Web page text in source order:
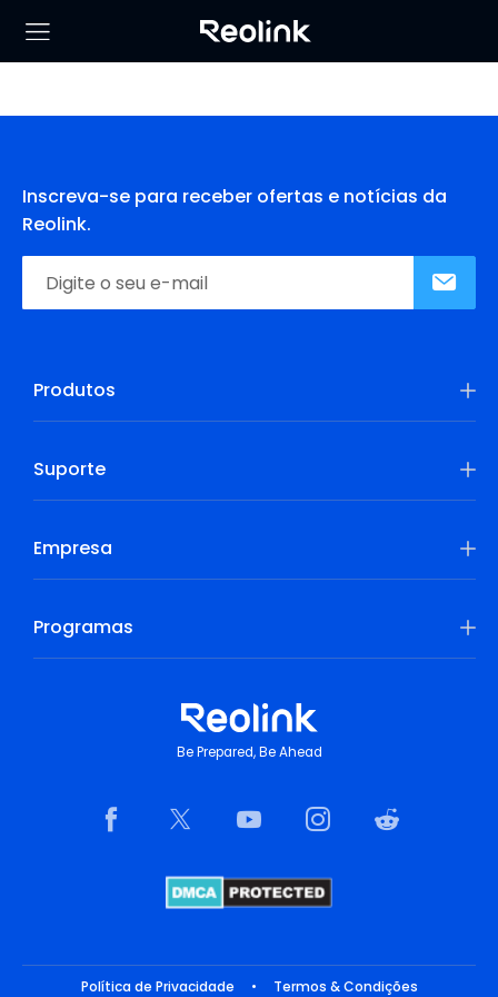
Inscreva-se para receber ofertas e notícias da
Reolink.
Produtos
Suporte
Empresa
Programas
Be Prepared, Be Ahead
Política de Privacidade • Termos & Condições